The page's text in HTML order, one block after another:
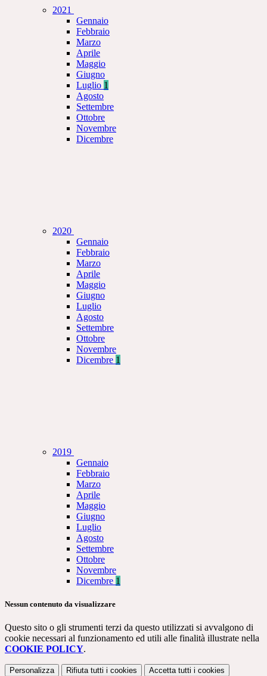
2021
Gennaio
Febbraio
Marzo
Aprile
Maggio
Giugno
Luglio 1
Agosto
Settembre
Ottobre
Novembre
Dicembre
2020
Gennaio
Febbraio
Marzo
Aprile
Maggio
Giugno
Luglio
Agosto
Settembre
Ottobre
Novembre
Dicembre 1
2019
Gennaio
Febbraio
Marzo
Aprile
Maggio
Giugno
Luglio
Agosto
Settembre
Ottobre
Novembre
Dicembre 1
Nessun contenuto da visualizzare
Questo sito o gli strumenti terzi da questo utilizzati si avvalgono di
cookie necessari al funzionamento ed utili alle finalità illustrate nella
COOKIE POLICY.
Personalizza Rifiuta tutti i cookies Accetta tutti i cookies